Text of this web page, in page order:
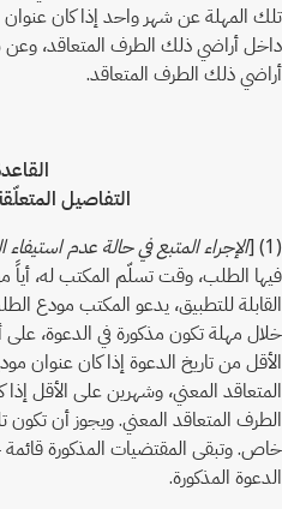
تلك المهلة عن شهر واحد إذا كان
داخل أراضي ذلك الطرف المتعاقد، وعن
أراضي ذلك الطرف المتعاقد.
التفاصيل
(1) [
الإجراء المتبع في حالة عدم
القابلة للتطبيق، يدعو المكتب مودع
خلال مهلة تكون مذكورة في الدعوة،
الأقل من تاريخ الدعوة إذا كان عنوان
المتعاقد المعني، وشهرين على الأقل
الطرف المتعاقد المعني. ويجوز أن
خاص. وتبقى المقتضيات المذكورة
الدعوة المذكورة.